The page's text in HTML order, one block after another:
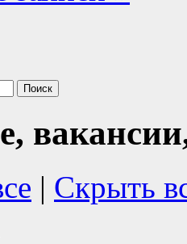
| Скрыть